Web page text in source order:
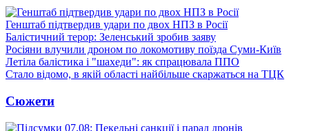
Генштаб підтвердив удари по двох НПЗ в Росії
Балістичний терор: Зеленський зробив заяву
Росіяни влучили дроном по локомотиву поїзда Суми-Київ
Летіла балістика і "шахеди": як спрацювала ППО
Стало відомо, в якій області найбільше скаржаться на ТЦК
Сюжети